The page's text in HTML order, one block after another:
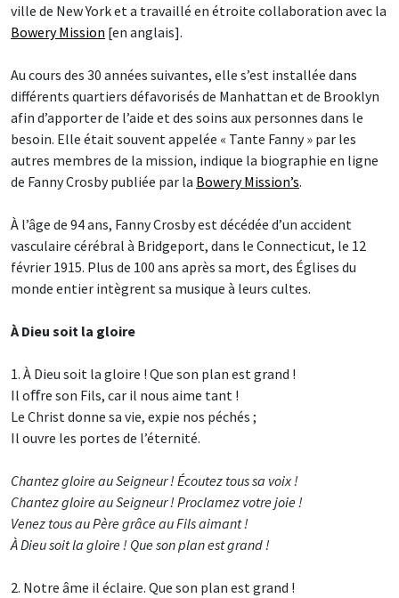
ville de New York et a travaillé en étroite collaboration avec la
Bowery Mission [en anglais].
Au cours des 30 années suivantes, elle s’est installée dans
différents quartiers défavorisés de Manhattan et de Brooklyn
afin d’apporter de l’aide et des soins aux personnes dans le
besoin. Elle était souvent appelée « Tante Fanny » par les
autres membres de la mission, indique la biographie en ligne
de Fanny Crosby publiée par la Bowery Mission’s.
À l’âge de 94 ans, Fanny Crosby est décédée d’un accident
vasculaire cérébral à Bridgeport, dans le Connecticut, le 12
février 1915. Plus de 100 ans après sa mort, des Églises du
monde entier intègrent sa musique à leurs cultes.
À Dieu soit la gloire
1. À Dieu soit la gloire ! Que son plan est grand !
Il oﬀre son Fils, car il nous aime tant !
Le Christ donne sa vie, expie nos péchés ;
Il ouvre les portes de l’éternité.
Chantez gloire au Seigneur ! Écoutez tous sa voix !
Chantez gloire au Seigneur ! Proclamez votre joie !
Venez tous au Père grâce au Fils aimant !
À Dieu soit la gloire ! Que son plan est grand !
2. Notre âme il éclaire. Que son plan est grand !